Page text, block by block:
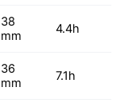
38
mm
4.4h
36
mm
7.1h